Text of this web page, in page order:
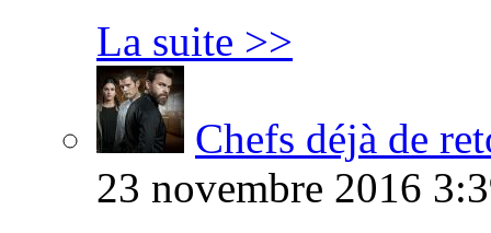
La suite >>
Chefs déjà de
23 novembre 2016